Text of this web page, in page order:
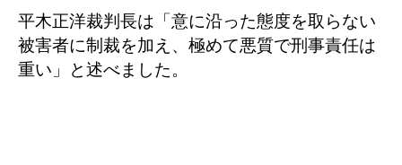
平木正洋裁判長は「意に沿った態度を取らない
被害者に制裁を加え、極めて悪質で刑事責任は
重い」と述べました。